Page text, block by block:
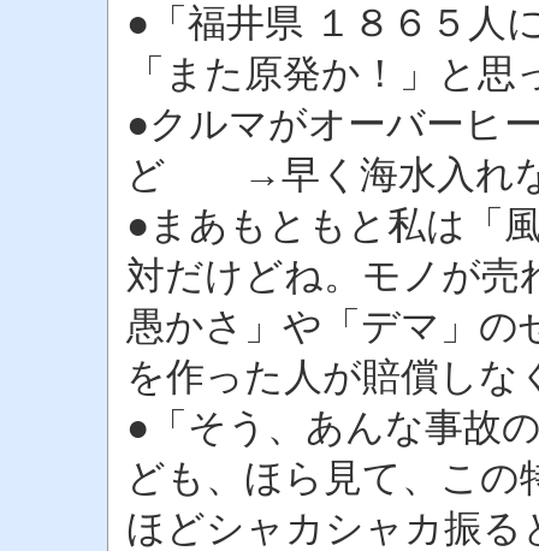
●「福井県 １８６５人
「また原発か！」と
●クルマがオーバーヒ
ど →早く海水入れな
●まあもともと私は「
対だけどね。モノが売
愚かさ」や「デマ」の
を作った人が賠償しな
●「そう、あんな事故
ども、ほら見て、この
ほどシャカシャカ振る